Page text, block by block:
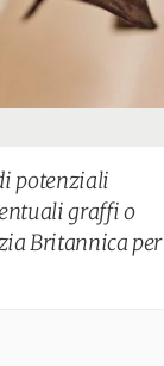
potenziali
graffi o
Britannica per